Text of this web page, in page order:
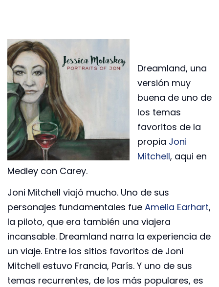
Dreamland, una
versión muy
buena de uno de
los temas
favoritos de la
propia Joni
Mitchell, aqui en
Medley con Carey.
Joni Mitchell viajó mucho. Uno de sus
personajes fundamentales fue Amelia Earhart,
la piloto, que era también una viajera
incansable. Dreamland narra la experiencia de
un viaje. Entre los sitios favoritos de Joni
Mitchell estuvo Francia, París. Y uno de sus
temas recurrentes, de los más populares, es